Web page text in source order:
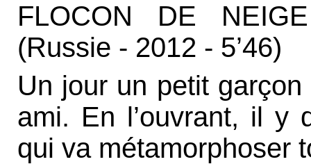
FLOCON DE
(Russie - 2012 - 5’46)
Un jour un petit
ami. En l’ouvrant, il y
qui va métamorphoser